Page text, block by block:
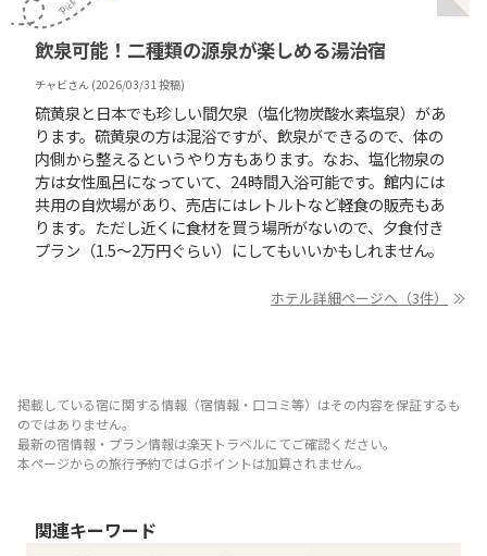
飲泉可能！二種類の源泉が楽しめる湯治宿
チャビさん (2026/03/31 投稿)
硫黄泉と日本でも珍しい間欠泉（塩化物炭酸水素塩泉）があ
ります。硫黄泉の方は混浴ですが、飲泉ができるので、体の
内側から整えるというやり方もあります。なお、塩化物泉の
方は女性風呂になっていて、24時間入浴可能です。館内には
共用の自炊場があり、売店にはレトルトなど軽食の販売もあ
ります。ただし近くに食材を買う場所がないので、夕食付き
プラン（1.5～2万円ぐらい）にしてもいいかもしれません。
ホテル詳細ページへ（3件）
掲載している宿に関する情報（宿情報・口コミ等）はその内容を保証するも
のではありません。
最新の宿情報・プラン情報は楽天トラベルにてご確認ください。
本ページからの旅行予約ではＧポイントは加算されません。
関連キーワード